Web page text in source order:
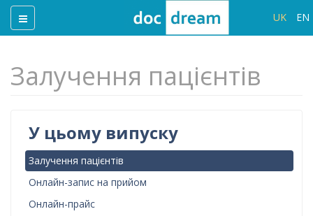
UK EN
Залучення пацієнтів
У цьому випуску
Залучення пацієнтів
Онлайн-запис на прийом
Онлайн-прайс